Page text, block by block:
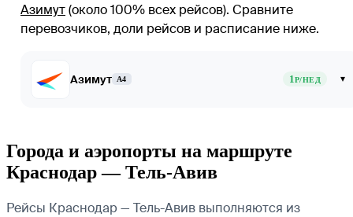
Азимут(около 100% всех рейсов). Сравните
перевозчиков, доли рейсов и расписание ниже.
Азимут A4 1Р/НЕД ▾
Города и аэропорты на маршруте
Краснодар — Тель-Авив
Рейсы Краснодар — Тель-Авив выполняются из